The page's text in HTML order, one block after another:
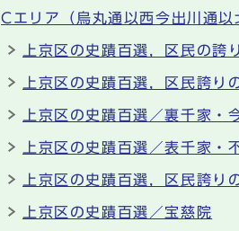
Cエリア（烏丸通以西今出川通以
上京区の史蹟百選，区民の誇
上京区の史蹟百選，区民誇り
上京区の史蹟百選／裏千家・
上京区の史蹟百選／表千家・
上京区の史蹟百選，区民誇り
上京区の史蹟百選／宝慈院